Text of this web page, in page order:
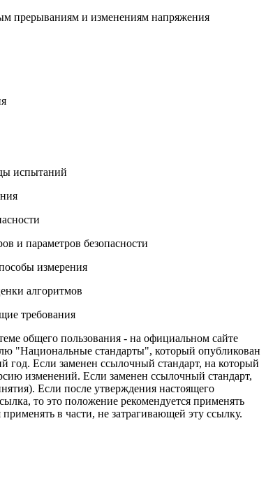
прерываниям и изменениям напряжения
испытаний
и параметров безопасности
измерения
алгоритмов
требования
общего пользования - на официальном сайте
"Национальные стандарты", который опубликован
год. Если заменен ссылочный стандарт, на который
изменений. Если заменен ссылочный стандарт,
Если после утверждения настоящего
то это положение рекомендуется применять
в части, не затрагивающей эту ссылку.